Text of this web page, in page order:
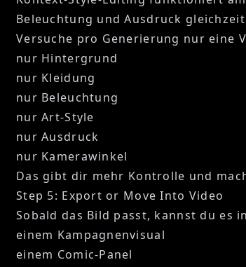
Beleuchtung und Ausdruck
Versuche pro Generierung nur eine
nur Hintergrund
nur Kleidung
nur Beleuchtung
nur Art-Style
nur Ausdruck
nur Kamerawinkel
Das gibt dir mehr Kontrolle und
Step 5: Export or Move Into Video
Sobald das Bild passt, kannst du es
einem Kampagnenvisual
einem Comic-Panel